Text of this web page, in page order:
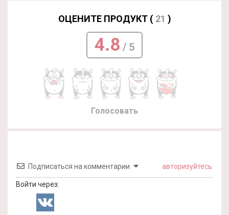
ОЦЕНИТЕ ПРОДУКТ ( 21 )
4.8 / 5
Голосовать
Подписаться на комментарии авторизуйтесь
Войти через: